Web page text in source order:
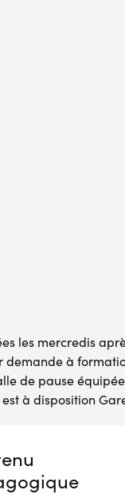
les mercredis
à
de pause
à disposition